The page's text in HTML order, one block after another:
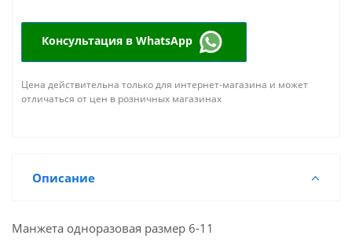
Консультация в WhatsApp
Цена действительна только для интернет-магазина и может
отличаться от цен в розничных магазинах
Описание
Манжета одноразовая размер 6-11